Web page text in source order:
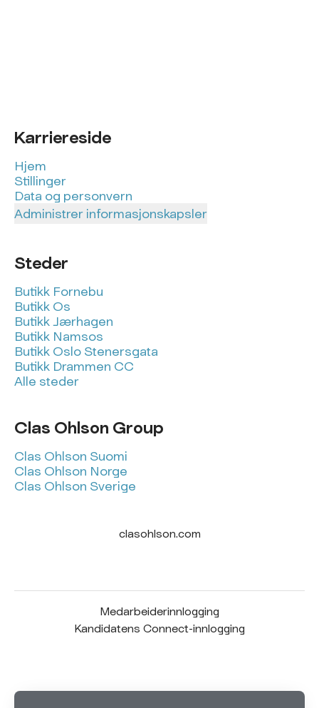
Karriereside
Hjem
Stillinger
Data og personvern
Administrer informasjonskapsler
Steder
Butikk Fornebu
Butikk Os
Butikk Jærhagen
Butikk Namsos
Butikk Oslo Stenersgata
Butikk Drammen CC
Alle steder
Clas Ohlson Group
Clas Ohlson Suomi
Clas Ohlson Norge
Clas Ohlson Sverige
clasohlson.com
Medarbeiderinnlogging
Kandidatens Connect-innlogging